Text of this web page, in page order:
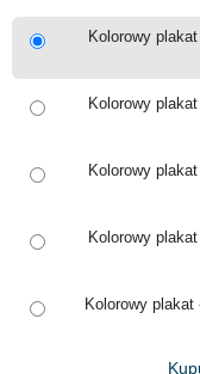
Kolorowy
Kolorowy
Kolorowy
Kolorowy
Kolorowy